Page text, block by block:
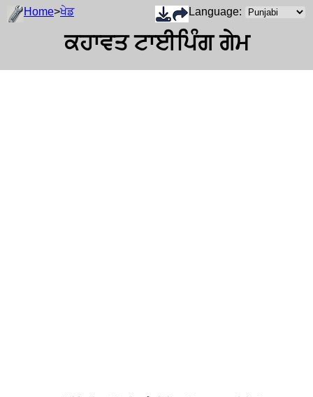
Home>ਖੇਡ
ਕਹਾਵਤ ਟਾਈਪਿੰਗ ਗੇਮ
Language: